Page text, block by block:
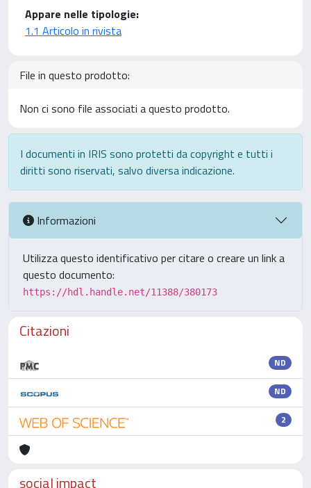
Appare nelle tipologie:
1.1 Articolo in rivista
File in questo prodotto:
Non ci sono file associati a questo prodotto.
I documenti in IRIS sono protetti da copyright e tutti i
diritti sono riservati, salvo diversa indicazione.
Informazioni
Utilizza questo identificativo per citare o creare un link a
questo documento:
https://hdl.handle.net/11388/380173
Citazioni
ND
ND
2
social impact